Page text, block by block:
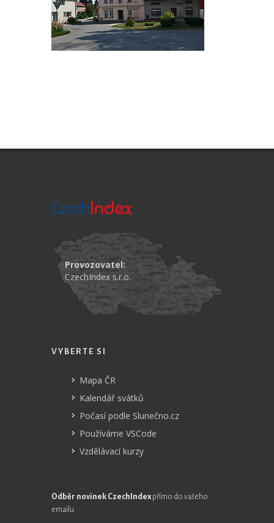
Provozovatel:
CzechIndex s.r.o.
VYBERTE SI
Mapa ČR
Kalendář svátků
Počasí podle Slunečno.cz
Používáme VSCode
Vzdělávací kurzy
Odběr novinek CzechIndex přímo do vašeho
emailu